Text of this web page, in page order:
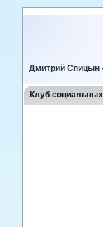
Дмитрий Спицын
Клуб